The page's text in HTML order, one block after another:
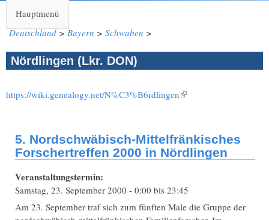
Hauptmenü
Deutschland>Bayern > Schwaben >
Nördlingen (Lkr. DON)
https://wiki.genealogy.net/N%C3%B6rdlingen(Link ist extern)
5. Nordschwäbisch-Mittelfränkisches
Forschertreffen 2000 in Nördlingen
Veranstaltungstermin:
Samstag, 23. September 2000 - 0:00 bis 23:45
Am 23. September traf sich zum fünften Male die Gruppe der